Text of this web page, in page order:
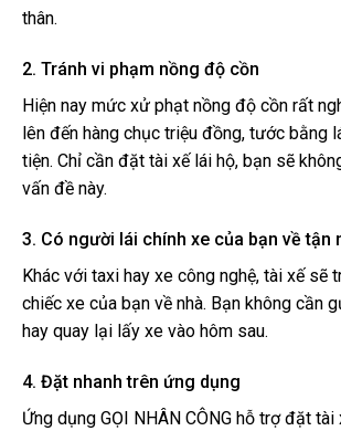
thân.
2. Tránh vi phạm nồng độ cồn
Hiện nay mức xử phạt nồng độ cồn rất
lên đến hàng chục triệu đồng, tước bằng
tiện. Chỉ cần đặt tài xế lái hộ, bạn sẽ
vấn đề này.
3. Có người lái chính xe của bạn về tận
Khác với taxi hay xe công nghệ, tài xế sẽ
chiếc xe của bạn về nhà. Bạn không cần
hay quay lại lấy xe vào hôm sau.
4. Đặt nhanh trên ứng dụng
Ứng dụng GỌI NHÂN CÔNG hỗ trợ đặt tài